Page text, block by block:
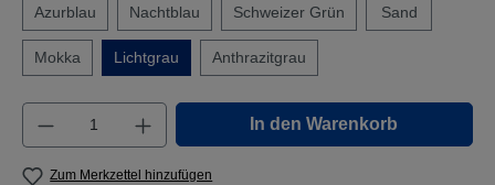
Azurblau Nachtblau Schweizer Grün Sand
Mokka Lichtgrau Anthrazitgrau
Produkt Anzahl: Gib den gewünschten
In den Warenkorb
Zum Merkzettel hinzufügen